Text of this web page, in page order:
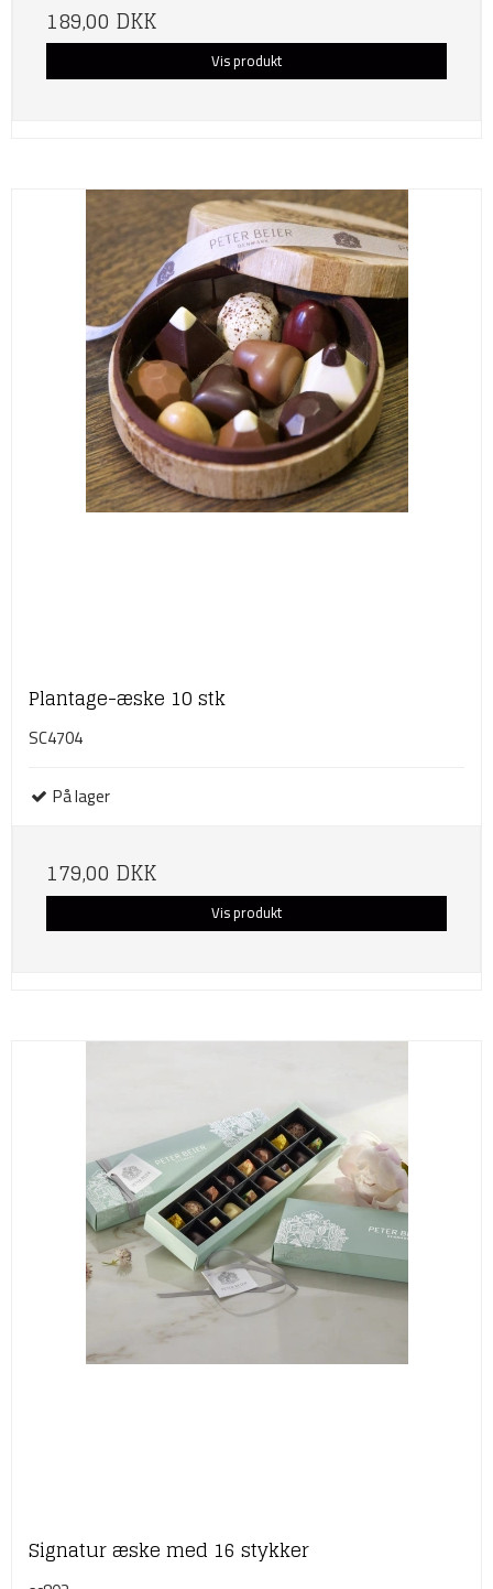
189,00 DKK
Vis produkt
Plantage-æske 10 stk
SC4704
På lager
179,00 DKK
Vis produkt
Signatur æske med 16 stykker